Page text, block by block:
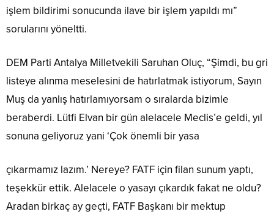
işlem bildirimi sonucunda ilave bir işlem yapıldı mı”
sorularını yöneltti.
DEM Parti Antalya Milletvekili Saruhan Oluç, “Şimdi, bu gri
listeye alınma meselesini de hatırlatmak istiyorum, Sayın
Muş da yanlış hatırlamıyorsam o sıralarda bizimle
beraberdi. Lütfi Elvan bir gün alelacele Meclis’e geldi, yıl
sonuna geliyoruz yani ‘Çok önemli bir yasa
çıkarmamız lazım.’ Nereye? FATF için filan sunum yaptı,
teşekkür ettik. Alelacele o yasayı çıkardık fakat ne oldu?
Aradan birkaç ay geçti, FATF Başkanı bir mektup